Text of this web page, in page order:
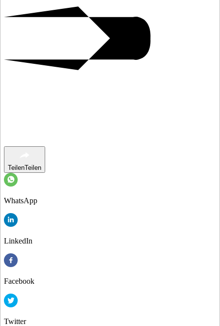
TeilenTeilen
WhatsApp
LinkedIn
Facebook
Twitter